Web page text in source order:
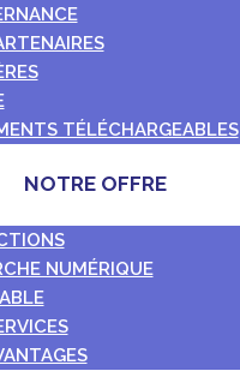
TÉLÉCHARGEABLES
NOTRE OFFRE
NUMÉRIQUE